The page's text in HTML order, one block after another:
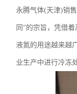
永腾气体(天津)销
同”的宗旨，凭借
液氮的用途越来越
业生产中进行冷冻